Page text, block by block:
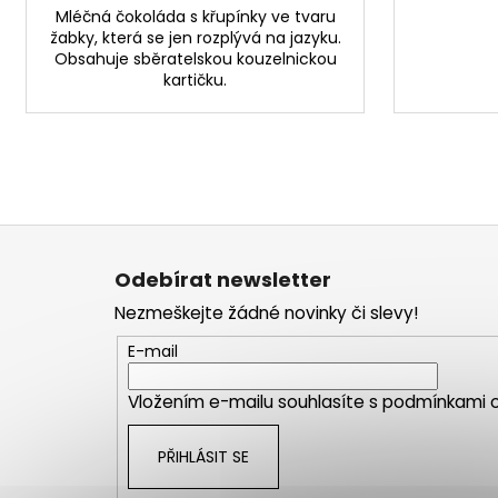
Mléčná čokoláda s křupínky ve tvaru
žabky, která se jen rozplývá na jazyku.
Obsahuje sběratelskou kouzelnickou
kartičku.
Z
Odebírat newsletter
Nezmeškejte žádné novinky či slevy!
E-mail
Vložením e-mailu souhlasíte s podmínkami
PŘIHLÁSIT SE